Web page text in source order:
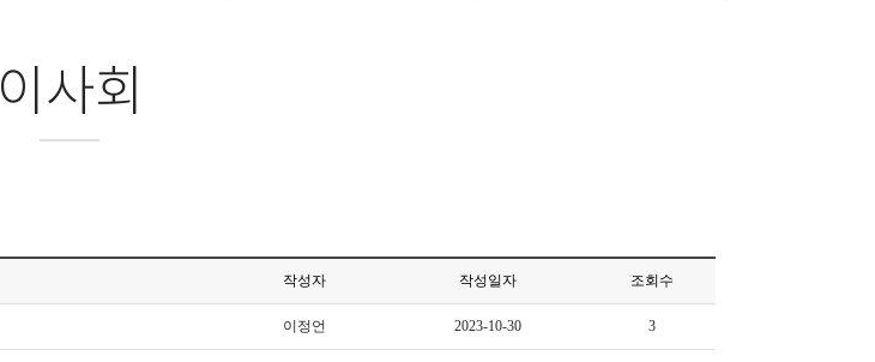
이사회
작성자 작성일자 조회수
이정언 2023-10-30 3